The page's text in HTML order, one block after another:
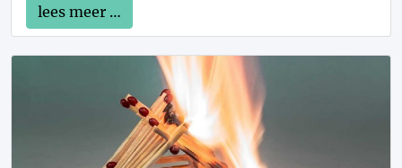
lees meer …